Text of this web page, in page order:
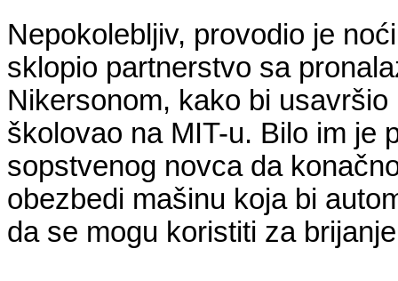
Nepokolebljiv, provodio je
sklopio partnerstvo sa
Nikersonom, kako bi
školovao na MIT-u. Bilo im je
sopstvenog novca da
obezbedi mašinu koja bi
da se mogu koristiti za